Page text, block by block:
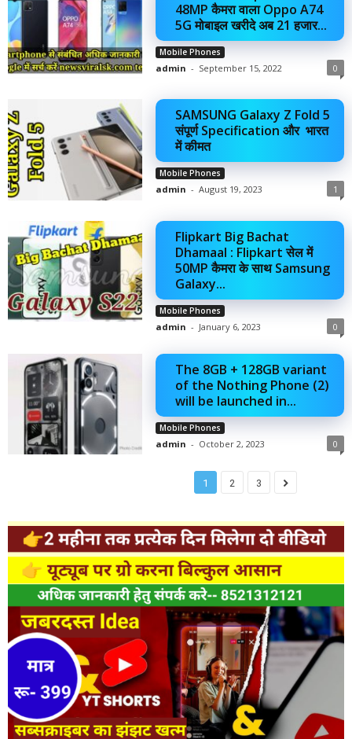
48MP कैमरा वाला Oppo A74
5G मोबाइल खरीदे अब 21 हजार...
Mobile Phones
admin - September 15, 2022 0
SAMSUNG Galaxy Z Fold 5
संपूर्ण Specification और भारत
में कीमत
Mobile Phones
admin - August 19, 2023 1
Flipkart Big Bachat
Dhamaal : Flipkart सेल में
50MP कैमरा के साथ Samsung
Galaxy...
Mobile Phones
admin - January 6, 2023 0
The 8GB + 128GB variant
of the Nothing Phone (2)
will be launched in...
Mobile Phones
admin - October 2, 2023 0
1 2 3